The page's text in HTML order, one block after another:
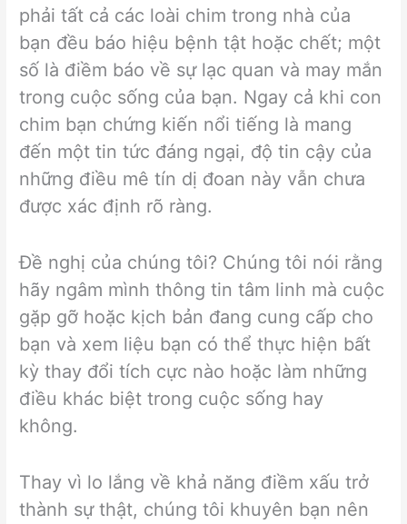
phải tất cả các loài chim trong nhà của
bạn đều báo hiệu bệnh tật hoặc chết; một
số là điềm báo về sự lạc quan và may mắn
trong cuộc sống của bạn. Ngay cả khi con
chim bạn chứng kiến ​​nổi tiếng là mang
đến một tin tức đáng ngại, độ tin cậy của
những điều mê tín dị đoan này vẫn chưa
được xác định rõ ràng.
Đề nghị của chúng tôi? Chúng tôi nói rằng
hãy ngâm mình thông tin tâm linh mà cuộc
gặp gỡ hoặc kịch bản đang cung cấp cho
bạn và xem liệu bạn có thể thực hiện bất
kỳ thay đổi tích cực nào hoặc làm những
điều khác biệt trong cuộc sống hay
không.
Thay vì lo lắng về khả năng điềm xấu trở
thành sự thật, chúng tôi khuyên bạn nên